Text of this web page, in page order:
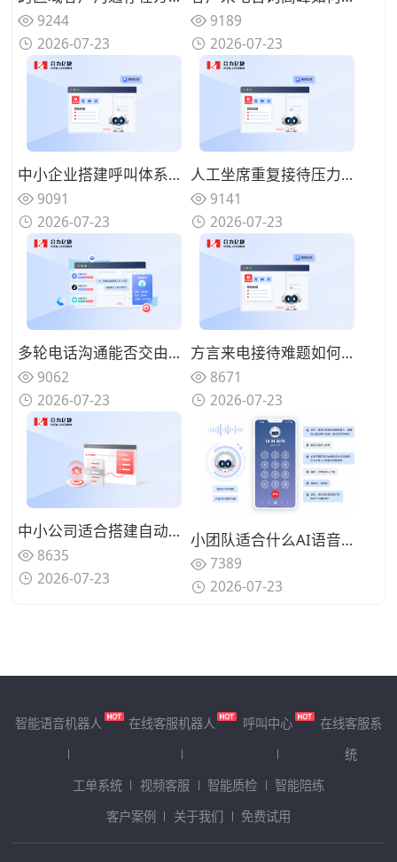
9244
2026-07-23
9189
2026-07-23
中小企业搭建呼叫体系怎样控制投入？轻量化AI语音机器人该如何部署？
9091
2026-07-23
人工坐席重复接待压力如何缓解？AI语音机器人如何构建人机协同体系？
9141
2026-07-23
多轮电话沟通能否交由系统完成？优质AI语音机器人具备哪些特征？
9062
2026-07-23
方言来电接待难题如何解决？具备方言识别能力的AI语音机器人怎么筛选？
8671
2026-07-23
中小公司适合搭建自动化呼叫体系吗？轻量化AI语音机器人怎么落地？
8635
2026-07-23
小团队适合什么AI语音机器人？2026年小团队选用AI语音机器人需要关注哪些要点
7389
2026-07-23
智能语音机器人 在线客服机器人 呼叫中心
在线客服系
统
工单系统
视频客服 智能质检
智能陪练
客户案例
关于我们 免费试用